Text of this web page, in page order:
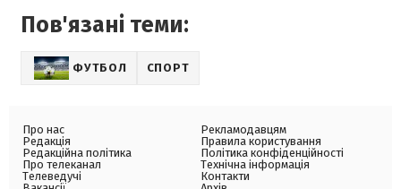
Пов'язані теми:
ФУТБОЛ СПОРТ
Про нас
Редакція
Редакційна політика
Про телеканал
Телеведучі
Рекламодавцям
Правила користування
Політика конфіденційності
Технічна інформація
Контакти